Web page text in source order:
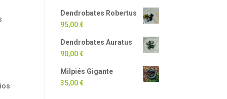
Dendrobates Robertus
95,00€
Dendrobates Auratus
90,00€
Milpiés Gigante
35,00€